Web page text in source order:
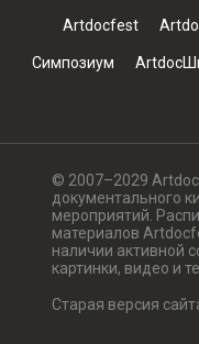
Artdocfest
Симпозиум
© 2007–2029
документального
мероприятий.
материалов
наличии активной
картинки, видео и
Старая версия